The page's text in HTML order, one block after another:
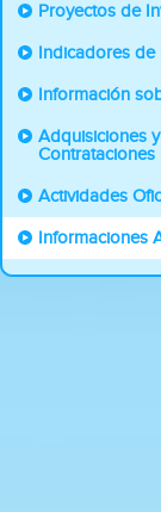
Proyectos de
Indicadores de
Información
Adquisiciones y
Contrataciones
Actividades
Informaciones